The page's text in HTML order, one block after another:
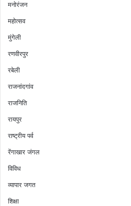
मनोरंजन
महोत्सव
मुंगेली
रणवीरपुर
रबेली
राजनांदगांव
राजनिति
रायपुर
राष्ट्रीय पर्व
रेंगाखार जंगल
विविध
व्यापार जगत
शिक्षा